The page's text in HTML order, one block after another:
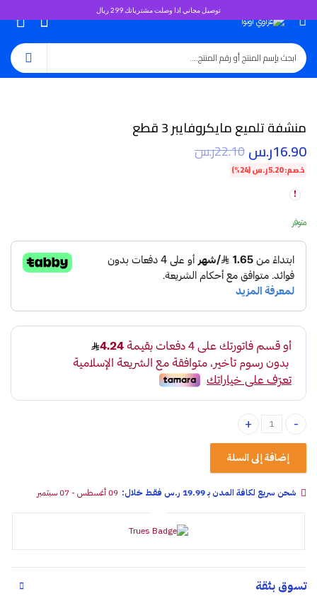
توصيل مجاني اذا وصلت مشترياتك 299 ريال
منشفة تلميع مايكروفايبر 3 قطع
16.90ر.س22.10ر.س
خصم:5.20ر.س(24%)
متوفر
منشفة تلميع مايكروفايبر 3 قطع quantity
إضافة إلى السلة
شحن سريع لكافة المدن بـ 19.99 ر.س فقـط خلال: 09 أغسطس - 07 سبتمبر
تسوق بثقة